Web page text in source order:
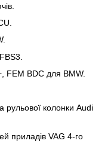
FEM BDC для BMW.
рульової колонки Audi
приладів VAG 4-го